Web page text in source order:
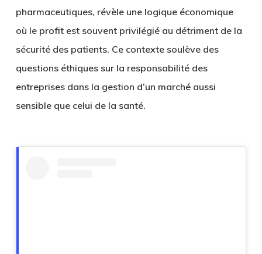
pharmaceutiques, révèle une logique économique
où le profit est souvent privilégié au détriment de la
sécurité des patients. Ce contexte soulève des
questions éthiques sur la responsabilité des
entreprises dans la gestion d’un marché aussi
sensible que celui de la santé.